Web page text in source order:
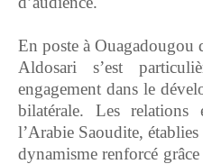
‎En poste à Ouagadougou
Aldosari s’est
engagement dans le
bilatérale. Les
l’Arabie Saoudite,
dynamisme renforcé